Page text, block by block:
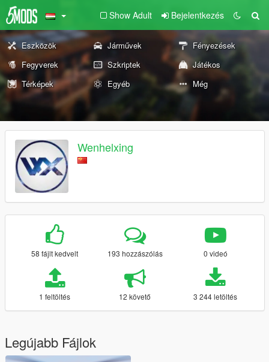
Show Adult Bejelentkezés
Eszközök Járművek
Fényezések
Fegyverek
Szkriptek
Játékos
Térképek
Egyéb Még
Wenhelxing
58 fájlt kedvelt 193 hozzászólás 0 videó
1 feltöltés 12 követő 3 244 letöltés
Legújabb Fájlok